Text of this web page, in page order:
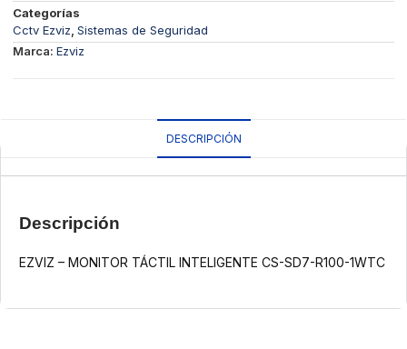
Categorías
Cctv Ezviz Sistemas de Seguridad
Marca: Ezviz
DESCRIPCIÓN
Descripción
EZVIZ – MONITOR TÁCTIL INTELIGENTE CS-SD7-R100-1WTC